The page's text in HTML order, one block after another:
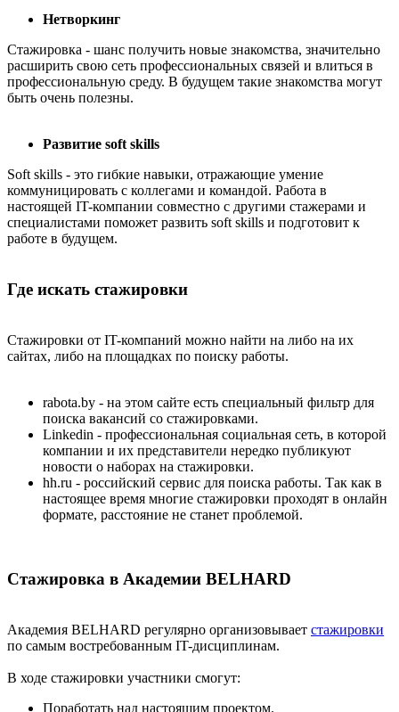
Нетворкинг
Стажировка - шанс получить новые знакомства, значительно
расширить свою сеть профессиональных связей и влиться в
профессиональную среду. В будущем такие знакомства могут
быть очень полезны.
Развитие soft skills
Soft skills - это гибкие навыки, отражающие умение
коммуницировать с коллегами и командой. Работа в
настоящей IT-компании совместно с другими стажерами и
специалистами поможет развить soft skills и подготовит к
работе в будущем.
Где искать стажировки
Стажировки от IT-компаний можно найти на либо на их
сайтах, либо на площадках по поиску работы.
rabota.by - на этом сайте есть специальный фильтр для
поиска вакансий со стажировками.
Linkedin - профессиональная социальная сеть, в которой
компании и их представители нередко публикуют
новости о наборах на стажировки.
hh.ru - российский сервис для поиска работы. Так как в
настоящее время многие стажировки проходят в онлайн
формате, расстояние не станет проблемой.
Стажировка в Академии BELHARD
Академия BELHARD регулярно организовывает стажировки
по самым востребованным IT-дисциплинам.
В ходе стажировки участники смогут:
Поработать над настоящим проектом.